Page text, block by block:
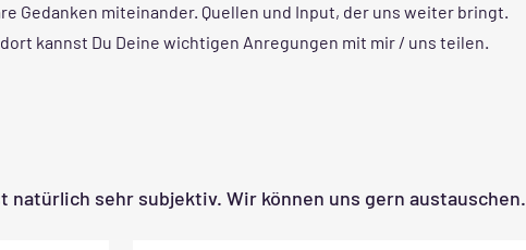
Gedanken miteinander. Quellen und Input, der uns weiter bringt.
kannst Du Deine wichtigen Anregungen mit mir / uns teilen.
natürlich sehr subjektiv. Wir können uns gern austauschen.